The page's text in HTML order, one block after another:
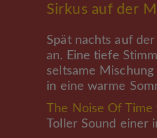
Sirkus auf der
Spät nachts auf
an. Eine tiefe
seltsame
in eine warme
The Noise Of Time
Toller Sound